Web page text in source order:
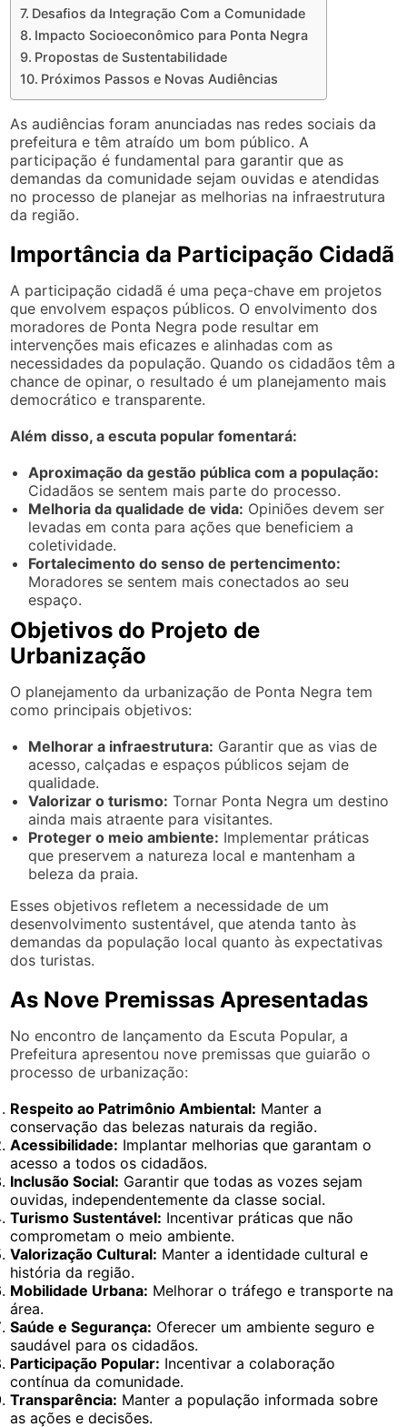
Desafios da Integração Com a Comunidade
Impacto Socioeconômico para Ponta Negra
Propostas de Sustentabilidade
Próximos Passos e Novas Audiências
As audiências foram anunciadas nas redes sociais da
prefeitura e têm atraído um bom público. A
participação é fundamental para garantir que as
demandas da comunidade sejam ouvidas e atendidas
no processo de planejar as melhorias na infraestrutura
da região.
Importância da Participação Cidadã
A participação cidadã é uma peça-chave em projetos
que envolvem espaços públicos. O envolvimento dos
moradores de Ponta Negra pode resultar em
intervenções mais eficazes e alinhadas com as
necessidades da população. Quando os cidadãos têm a
chance de opinar, o resultado é um planejamento mais
democrático e transparente.
Além disso, a escuta popular fomentará:
Aproximação da gestão pública com a população:
Cidadãos se sentem mais parte do processo.
Melhoria da qualidade de vida: Opiniões devem ser
levadas em conta para ações que beneficiem a
coletividade.
Fortalecimento do senso de pertencimento:
Moradores se sentem mais conectados ao seu
espaço.
Objetivos do Projeto de
Urbanização
O planejamento da urbanização de Ponta Negra tem
como principais objetivos:
Melhorar a infraestrutura: Garantir que as vias de
acesso, calçadas e espaços públicos sejam de
qualidade.
Valorizar o turismo: Tornar Ponta Negra um destino
ainda mais atraente para visitantes.
Proteger o meio ambiente: Implementar práticas
que preservem a natureza local e mantenham a
beleza da praia.
Esses objetivos refletem a necessidade de um
desenvolvimento sustentável, que atenda tanto às
demandas da população local quanto às expectativas
dos turistas.
As Nove Premissas Apresentadas
No encontro de lançamento da Escuta Popular, a
Prefeitura apresentou nove premissas que guiarão o
processo de urbanização:
Respeito ao Patrimônio Ambiental: Manter a
conservação das belezas naturais da região.
Acessibilidade: Implantar melhorias que garantam o
acesso a todos os cidadãos.
Inclusão Social: Garantir que todas as vozes sejam
ouvidas, independentemente da classe social.
Turismo Sustentável: Incentivar práticas que não
comprometam o meio ambiente.
Valorização Cultural: Manter a identidade cultural e
história da região.
Mobilidade Urbana: Melhorar o tráfego e transporte na
área.
Saúde e Segurança: Oferecer um ambiente seguro e
saudável para os cidadãos.
Participação Popular: Incentivar a colaboração
contínua da comunidade.
Transparência: Manter a população informada sobre
as ações e decisões.